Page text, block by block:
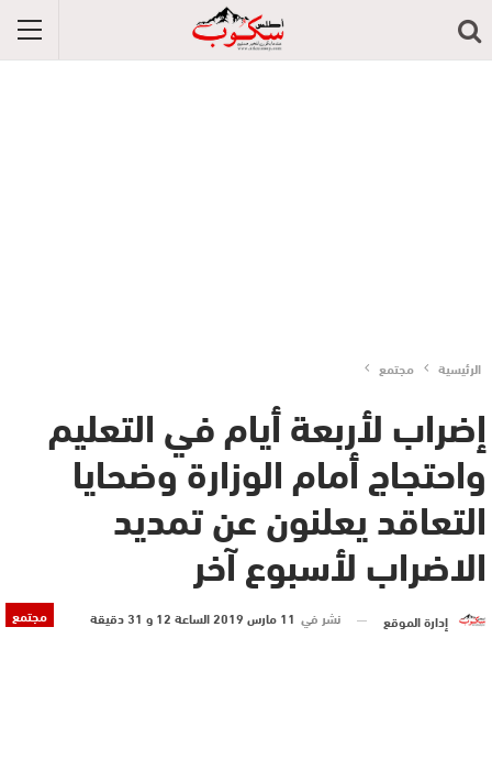
الرئيسية مجتمع
إضراب لأربعة أيام في التعليم
واحتجاج أمام الوزارة وضحايا
التعاقد يعلنون عن تمديد
الاضراب لأسبوع آخر
مجتمع إدارة الموقع نشر في 11 مارس 2019 الساعة 12 و 31 دقيقة